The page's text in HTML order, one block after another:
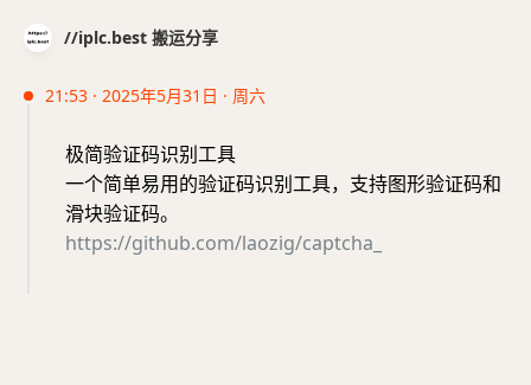
//iplc.best 搬运分享
21:53 · 2025年5月31日 · 周六
极简验证码识别工具
一个简单易用的验证码识别工具，支持图形验证码和
滑块验证码。
https://github.com/laozig/captcha_